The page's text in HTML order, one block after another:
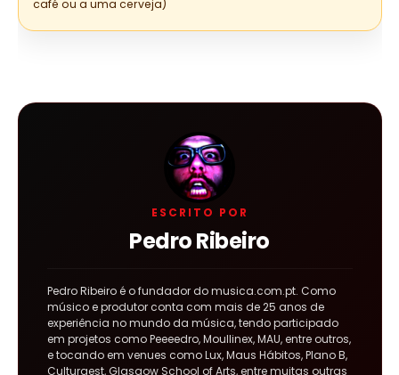
café ou a uma cerveja)
ESCRITO POR
Pedro Ribeiro
Pedro Ribeiro é o fundador do musica.com.pt. Como
músico e produtor conta com mais de 25 anos de
experiência no mundo da música, tendo participado
em projetos como Peeeedro, Moullinex, MAU, entre outros,
e tocando em venues como Lux, Maus Hábitos, Plano B,
Culturgest, Glasgow School of Arts, entre muitas outras